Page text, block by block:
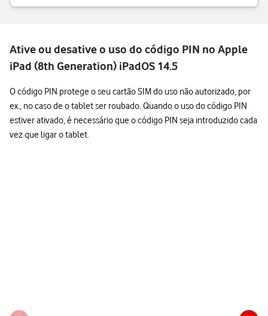
Ative ou desative o uso do código PIN no Apple
iPad (8th Generation) iPadOS 14.5
O código PIN protege o seu cartão SIM do uso não autorizado, por
ex., no caso de o tablet ser roubado. Quando o uso do código PIN
estiver ativado, é necessário que o código PIN seja introduzido cada
vez que ligar o tablet.